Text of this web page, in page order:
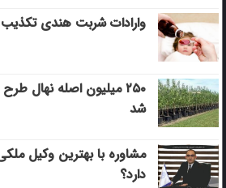
وارادات شربت هندی
۲۵۰ میلیون اصله نهال
شد
مشاوره با بهترین وکیل
دارد؟